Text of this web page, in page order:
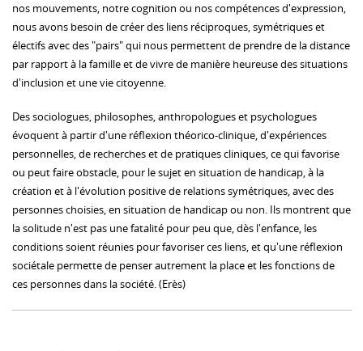
nos mouvements, notre cognition ou nos compétences d'expression,
nous avons besoin de créer des liens réciproques, symétriques et
électifs avec des "pairs" qui nous permettent de prendre de la distance
par rapport à la famille et de vivre de manière heureuse des situations
d'inclusion et une vie citoyenne.
Des sociologues, philosophes, anthropologues et psychologues
évoquent à partir d'une réflexion théorico-clinique, d'expériences
personnelles, de recherches et de pratiques cliniques, ce qui favorise
ou peut faire obstacle, pour le sujet en situation de handicap, à la
création et à l'évolution positive de relations symétriques, avec des
personnes choisies, en situation de handicap ou non. Ils montrent que
la solitude n'est pas une fatalité pour peu que, dès l'enfance, les
conditions soient réunies pour favoriser ces liens, et qu'une réflexion
sociétale permette de penser autrement la place et les fonctions de
ces personnes dans la société. (Erès)